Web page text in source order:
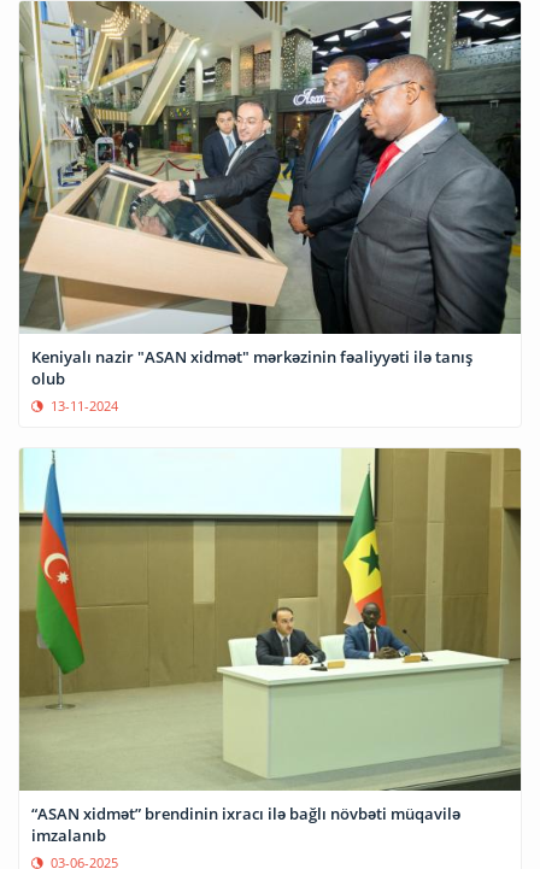
Keniyalı nazir "ASAN xidmət" mərkəzinin fəaliyyəti ilə tanış
olub
13-11-2024
“ASAN xidmət” brendinin ixracı ilə bağlı növbəti müqavilə
imzalanıb
03-06-2025